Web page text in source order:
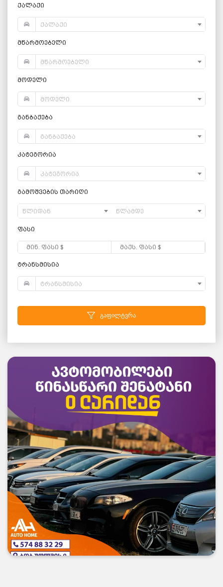
ქალაქი
ქალაქი
მწარმოებელი
მწარმოებელი
მოდელი
მოდელი
განბაჟება
განბაჟება
კატეგორია
კატეგორია
გამოშვების თარიღი
წლიდან წლამდე
ფასი
ტრანსმისია
ტრანსმისია
გაფილტვრა